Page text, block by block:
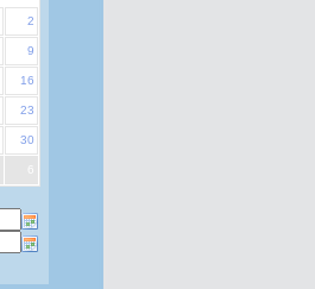
2
9
16
23
30